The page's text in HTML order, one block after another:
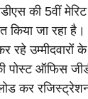
की 5वीं
किया जा रहा
रहे उम्मीदवारों
पोस्ट ऑफिस
कर